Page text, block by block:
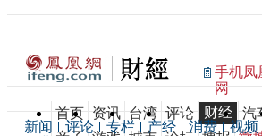
手机凤
网
首页 资讯 台湾 评论 财经 汽
新闻 评论 专栏 产经 消费 视频